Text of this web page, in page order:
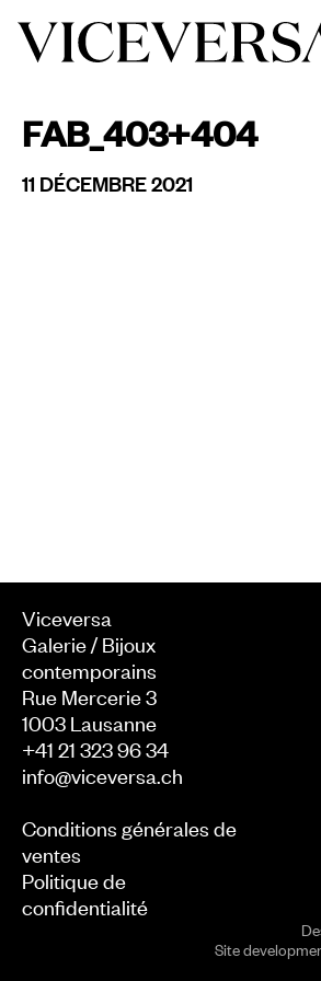
FAB_403+404
11 DÉCEMBRE 2021
Viceversa
Galerie / Bijoux
contemporains
Rue Mercerie 3
1003 Lausanne
+41 21 323 96 34
info@viceversa.ch
Conditions générales de
ventes
Politique de
confidentialité
Site